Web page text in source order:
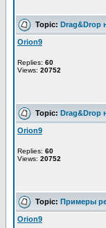
Topic: Drag&Drop
Orion9
Replies: 60
Views: 20752
Topic: Drag&Drop
Orion9
Replies: 60
Views: 20752
Topic: Примеры
Orion9